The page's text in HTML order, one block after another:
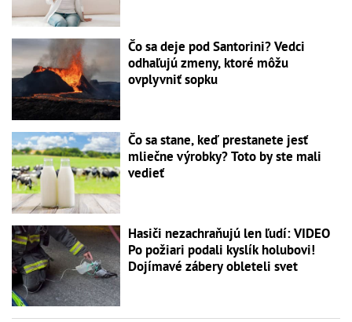
Čo sa deje pod Santorini? Vedci
odhaľujú zmeny, ktoré môžu
ovplyvniť sopku
Čo sa stane, keď prestanete jesť
mliečne výrobky? Toto by ste mali
vedieť
Hasiči nezachraňujú len ľudí: VIDEO
Po požiari podali kyslík holubovi!
Dojímavé zábery obleteli svet